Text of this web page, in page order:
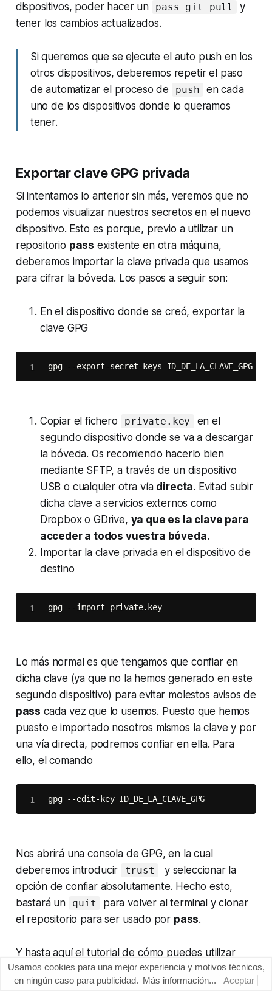
dispositivos, poder hacer un
pass git pull
y
tener los cambios actualizados.
Si queremos que se ejecute el auto push en los
otros dispositivos, deberemos repetir el paso
de automatizar el proceso de
push
en cada
uno de los dispositivos donde lo queramos
tener.
Exportar clave GPG privada
Si intentamos lo anterior sin más, veremos que no
podemos visualizar nuestros secretos en el nuevo
dispositivo. Esto es porque, previo a utilizar un
repositorio pass existente en otra máquina,
deberemos importar la clave privada que usamos
para cifrar la bóveda. Los pasos a seguir son:
En el dispositivo donde se creó, exportar la
clave GPG
gpg --export-secret-keys ID_DE_LA_CLAVE_GPG
Copiar el fichero private.key
en el
segundo dispositivo donde se va a descargar
la bóveda. Os recomiendo hacerlo bien
mediante SFTP, a través de un dispositivo
USB o cualquier otra vía directa. Evitad subir
dicha clave a servicios externos como
Dropbox o GDrive, ya que es la clave para
acceder a todos vuestra bóveda.
Importar la clave privada en el dispositivo de
destino
gpg --import private.key
Lo más normal es que tengamos que confiar en
dicha clave (ya que no la hemos generado en este
segundo dispositivo) para evitar molestos avisos de
pass cada vez que lo usemos. Puesto que hemos
puesto e importado nosotros mismos la clave y por
una vía directa, podremos confiar en ella. Para
ello, el comando
gpg --edit-key ID_DE_LA_CLAVE_GPG
Nos abrirá una consola de GPG, en la cual
deberemos introducir
trust
y seleccionar la
opción deconfiar absolutamente. Hecho esto,
bastará un
quit
para volver al terminal y clonar
el repositorio para ser usado por pass.
Y hasta aquí el tutorial de cómo puedes utilizar
passcomo gestor de contraseñas y secretos. Hay
algunas opciones que no he cubierto aquí, como el
Usamos cookies para una mejor experiencia y motivos técnicos,
en ningún caso para publicidad. Más información... Aceptar